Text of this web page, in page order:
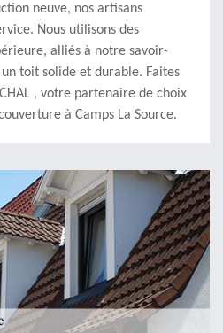
neuve, nos artisans
Nous utilisons des
alliés à notre savoir-
toit solide et durable. Faites
, votre partenaire de choix
à Camps La Source.